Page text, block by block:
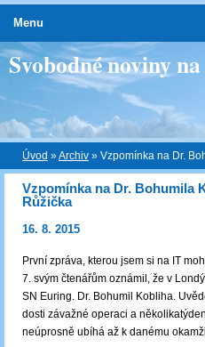
Svobodné noviny
Úvod »Archiv » Vzpomínka na Dr.
Vzpomínka na Dr. Bohumila
Růžička
16. 8. 2015
První zpráva, kterou jsem si na IT
7. svým čtenářům oznámil, že v
SN Euring. Dr. Bohumil Kobliha.
dosti závažné operaci a
neúprosně ubíhá až k danému
Menu